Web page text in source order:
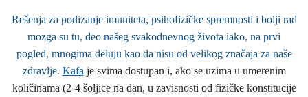
Rešenja za podizanje imuniteta, psihofizičke spremnosti i bolji rad
mozga su tu, deo našeg svakodnevnog života iako, na prvi
pogled, mnogima deluju kao da nisu od velikog značaja za naše
zdravlje. Kafa je svima dostupan i, ako se uzima u umerenim
količinama (2-4 šoljice na dan, u zavisnosti od fizičke konstitucije